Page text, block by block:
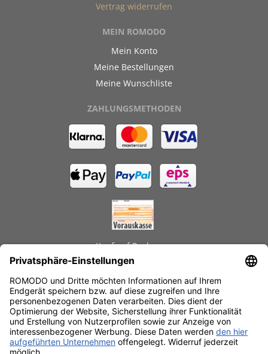
Vertrag widerrufen
MEIN ROMODO
Mein Konto
Meine Bestellungen
Meine Wunschliste
ZAHLUNGSMETHODEN
Kauf auf Rechnung
Schnelle Lieferzeiten
Käuferschutz
Datenschutz
SSL-Verschlüsselung